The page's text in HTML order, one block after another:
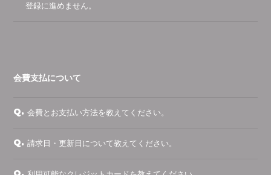
登録に進めません。
会費支払について
Q. 会費とお支払い方法を教えてください。
Q. 請求日・更新日について教えてください。